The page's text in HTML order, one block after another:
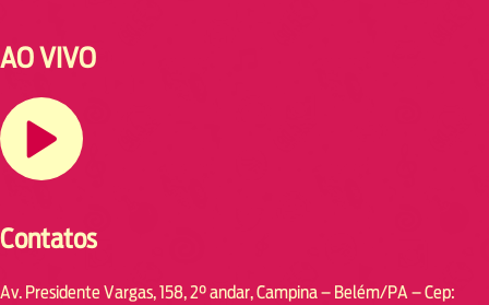
AO VIVO
Contatos
Av. Presidente Vargas, 158, 2° andar, Campina – Belém/PA – Cep: